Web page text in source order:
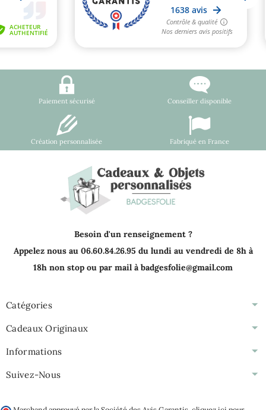
Paiement sécurisé Conseiller disponible
Création personnalisée Fabriqué en France
Besoin d'un renseignement ?
Appelez nous au 06.60.84.26.95 du lundi au vendredi de 8h à
18h non stop ou par mail à badgesfolie@gmail.com
Catégories
Cadeaux Originaux
Informations
Suivez-Nous